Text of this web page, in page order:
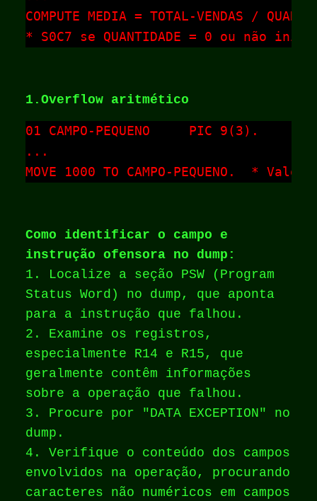
COMPUTE MEDIA = TOTAL-VENDAS /
* S0C7 se QUANTIDADE = 0 ou não
1.Overflow aritmético
01 CAMPO-PEQUENO     PIC 9(3).
...
MOVE 1000 TO CAMPO-PEQUENO.  *
Como identificar o campo e
instrução ofensora no dump:
1. Localize a seção PSW (Program
Status Word) no dump, que aponta
para a instrução que falhou.
2. Examine os registros,
especialmente R14 e R15, que
geralmente contêm informações
sobre a operação que falhou.
3. Procure por "DATA EXCEPTION" no
dump.
4. Verifique o conteúdo dos campos
envolvidos na operação, procurando
caracteres não numéricos em campos